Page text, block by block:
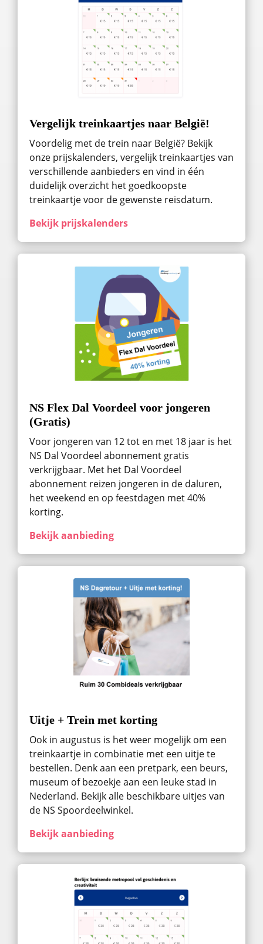
Vergelijk treinkaartjes naar België!
Voordelig met de trein naar België? Bekijk
onze prijskalenders, vergelijk treinkaartjes van
verschillende aanbieders en vind in één
duidelijk overzicht het goedkoopste
treinkaartje voor de gewenste reisdatum.
Bekijk prijskalenders
NS Flex Dal Voordeel voor jongeren
(Gratis)
Voor jongeren van 12 tot en met 18 jaar is het
NS Dal Voordeel abonnement gratis
verkrijgbaar. Met het Dal Voordeel
abonnement reizen jongeren in de daluren,
het weekend en op feestdagen met 40%
korting.
Bekijk aanbieding
Uitje + Trein met korting
Ook in augustus ​is het weer mogelijk om een
treinkaartje in combinatie met een uitje te
bestellen. Denk aan een pretpark, een beurs,
museum of bezoekje aan een leuke stad in
Nederland. Bekijk alle beschikbare uitjes van
de NS Spoordeelwinkel.
Bekijk aanbieding